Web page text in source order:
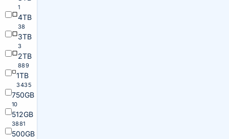
1
4TB
38
3TB
3
2TB
889
1TB
3435
750GB
10
512GB
3881
500GB